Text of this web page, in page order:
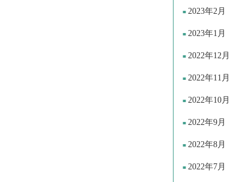
2023年2月
2023年1月
2022年12月
2022年11月
2022年10月
2022年9月
2022年8月
2022年7月